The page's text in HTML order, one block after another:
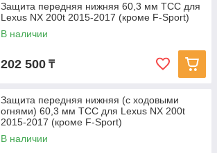
Защита передняя нижняя 60,3 мм ТСС для
Lexus NX 200t 2015-2017 (кроме F-Sport)
В наличии
202 500 ₸
Защита передняя нижняя (с ходовыми
огнями) 60,3 мм ТСС для Lexus NX 200t
2015-2017 (кроме F-Sport)
В наличии